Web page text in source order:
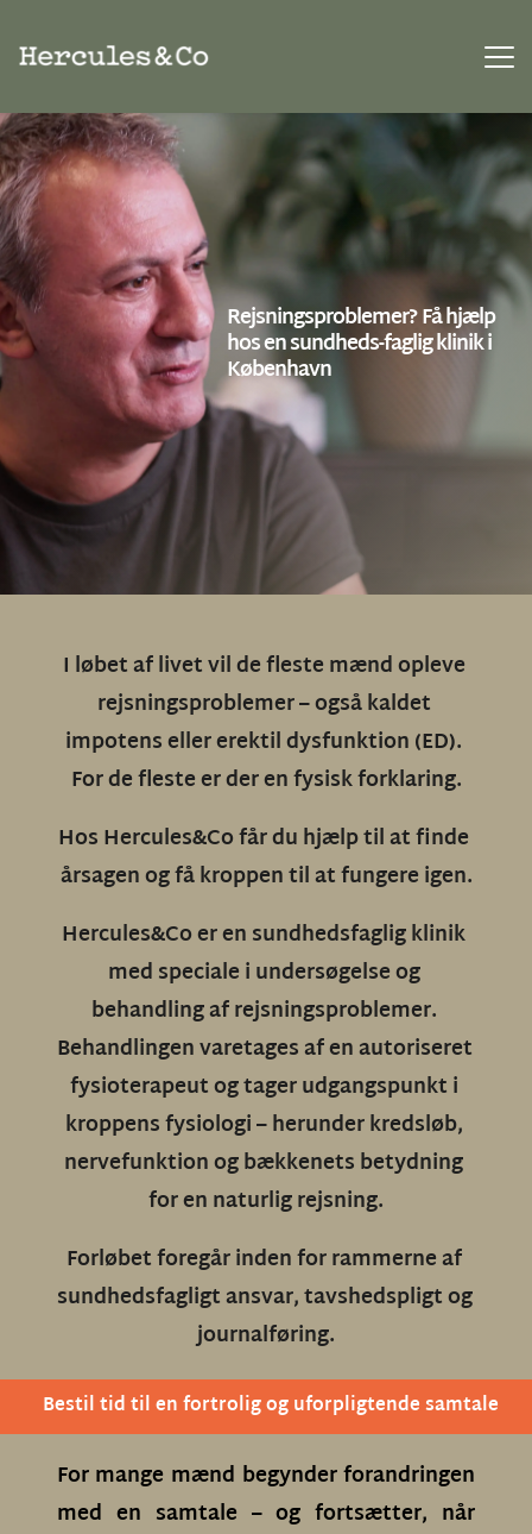
Rejsningsproblemer? Få hjælp
hos en sundheds-faglig klinik i
København
I løbet af livet vil de fleste mænd opleve
rejsningsproblemer – også kaldet
impotens eller erektil dysfunktion (ED).
For de fleste er der en fysisk forklaring.
Hos Hercules&Co får du hjælp til at finde
årsagen og få kroppen til at fungere igen.
Hercules&Co er en sundhedsfaglig klinik
med speciale i undersøgelse og
behandling af rejsningsproblemer.
Behandlingen varetages af en autoriseret
fysioterapeut og tager udgangspunkt i
kroppens fysiologi – herunder kredsløb,
nervefunktion og bækkenets betydning
for en naturlig rejsning.
Forløbet foregår inden for rammerne af
sundhedsfagligt ansvar, tavshedspligt og
journalføring.
Bestil tid til en fortrolig og uforpligtende samtale
For mange mænd begynder forandringen
med en samtale – og fortsætter, når